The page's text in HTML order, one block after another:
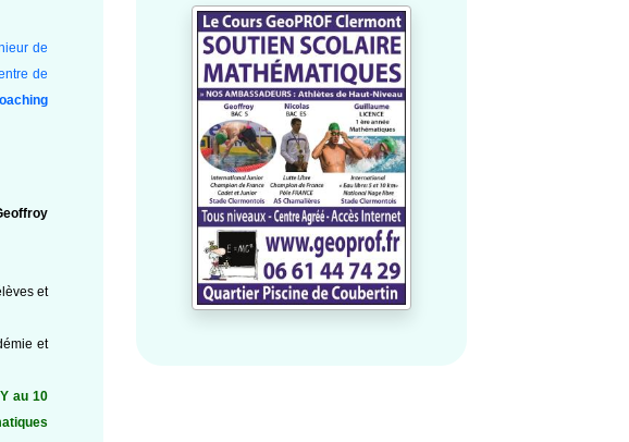
de
de
et
et
au 10